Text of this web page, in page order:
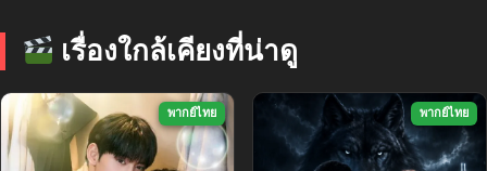
เรื่องใกล้เคียงที่น่าดู
พากย์ไทย พากย์ไทย